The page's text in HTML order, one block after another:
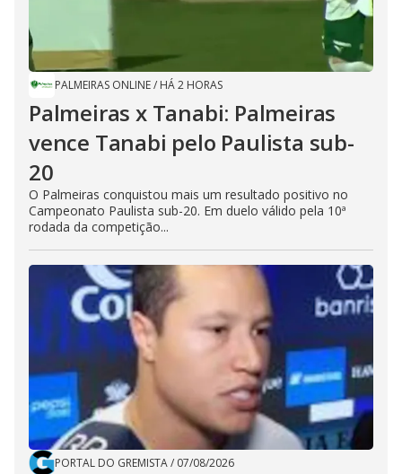
PALMEIRAS ONLINE/ HÁ 2 HORAS
Palmeiras x Tanabi: Palmeiras
vence Tanabi pelo Paulista sub-
20
O Palmeiras conquistou mais um resultado positivo no
Campeonato Paulista sub-20. Em duelo válido pela 10ª
rodada da competição...
PORTAL DO GREMISTA/ 07/08/2026